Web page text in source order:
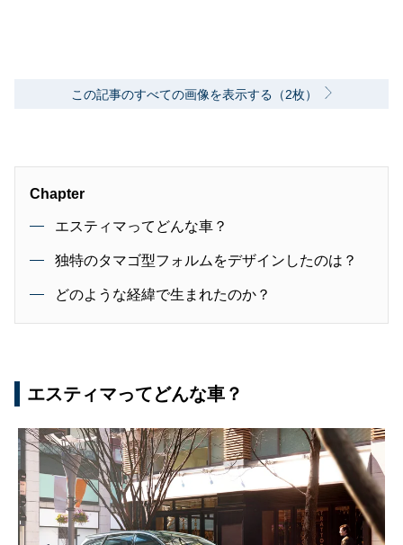
この記事のすべての画像を表示する（2枚）
Chapter
エスティマってどんな車？
独特のタマゴ型フォルムをデザインしたのは？
どのような経緯で生まれたのか？
エスティマってどんな車？